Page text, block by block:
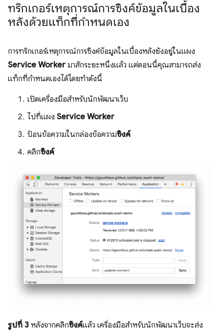
ทริกเกอร์เหตุการณ์การซิงค์ข้อมูลในเบื้อง
หลังด้วยแท็กที่กำหนดเอง
การทริกเกอร์เหตุการณ์การซิงค์ข้อมูลในเบื้องหลังยังอยู่ในแผง
Service Worker มาสักระยะหนึ่งแล้ว แต่ตอนนี้คุณสามารถส่ง
แท็กที่กำหนดเองได้โดยทำดังนี้
เปิดเครื่องมือสำหรับนักพัฒนาเว็บ
ไปที่แผง Service Worker
ป้อนข้อความในกล่องข้อความซิงค์
คลิกซิงค์
รูปที่ 3 หลังจากคลิกซิงค์แล้ว เครื่องมือสำหรับนักพัฒนาเว็บจะส่ง